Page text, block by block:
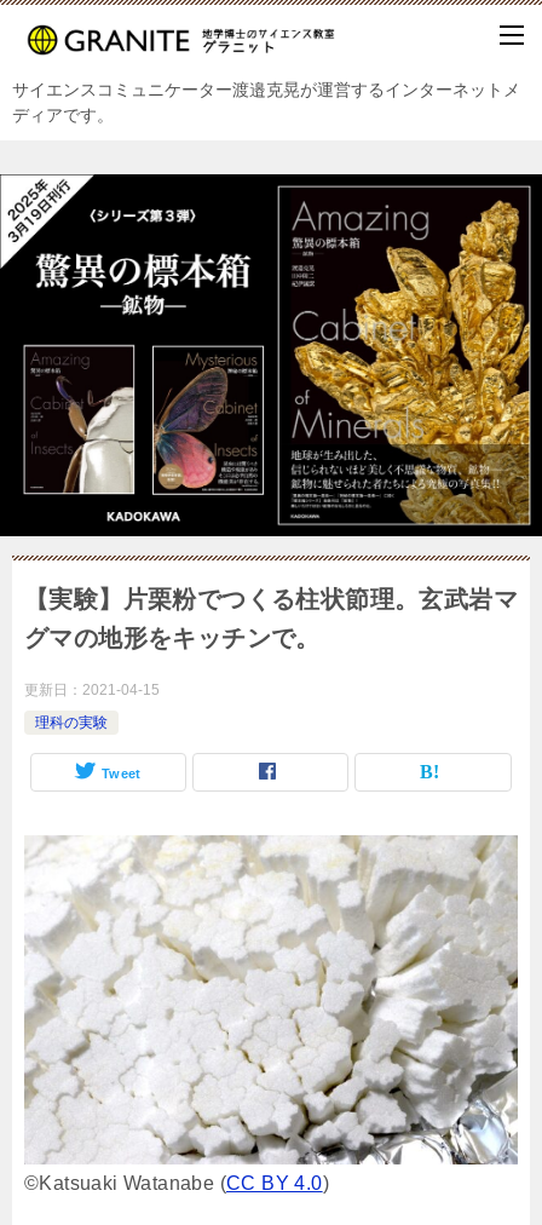
サイエンスコミュニケーター渡邉克晃が運営するインターネットメ
ディアです。
【実験】片栗粉でつくる柱状節理。玄武岩マ
グマの地形をキッチンで。
更新日： 2021-04-15
理科の実験
Tweet
©︎Katsuaki Watanabe (CC BY 4.0)